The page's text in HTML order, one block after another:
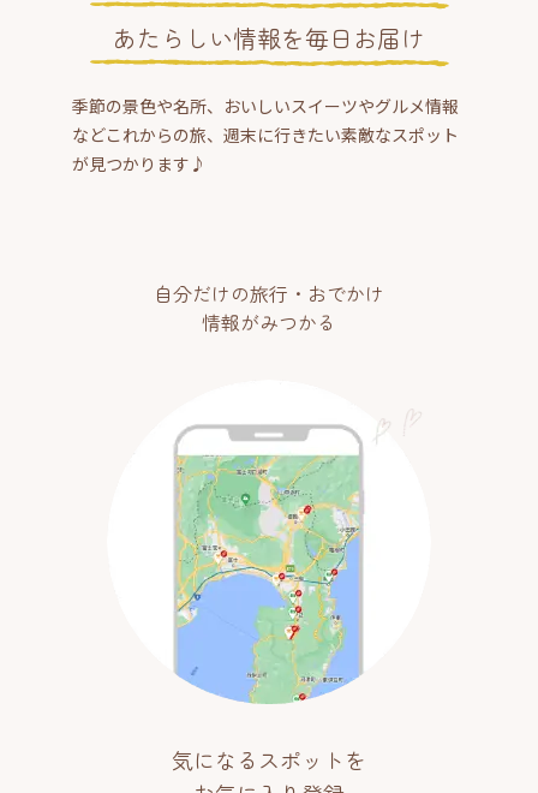
あたらしい情報を毎日お届け
季節の景色や名所、おいしいスイーツやグルメ情報
などこれからの旅、週末に行きたい素敵なスポット
が見つかります♪
自分だけの旅行・おでかけ
情報がみつかる
気になるスポットを